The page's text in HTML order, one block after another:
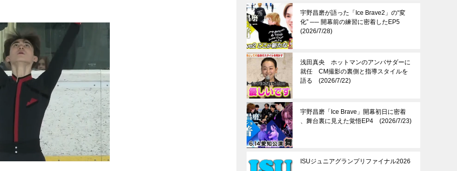
宇野昌磨が語った「Ice Brave2」の“変
化” ── 開幕前の練習に密着したEP5
(2026/7/28)
浅田真央 ホットマンのアンバサダーに
就任 CM撮影の裏側と指導スタイルを
語る (2026/7/22)
宇野昌磨「Ice Brave」開幕初日に密着
、舞台裏に見えた覚悟EP4 (2026/7/23)
ISUジュニアグランプリファイナル2026